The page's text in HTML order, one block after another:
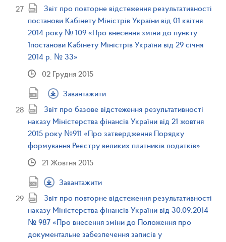
Звіт про повторне відстеження результативності
постанови Кабінету Міністрів України від 01 квітня
2014 року № 109 «Про внесення зміни до пункту
1постанови Кабінету Міністрів України від 29 січня
2014 р. № 33»
02 Грудня 2015
Завантажити
Звіт про базове відстеження результативності
наказу Міністерства фінансів України від 21 жовтня
2015 року №911 «Про затвердження Порядку
формування Реєстру великих платників податків»
21 Жовтня 2015
Завантажити
Звіт про повторне відстеження результативності
наказу Міністерства фінансів України від 30.09.2014
№ 987 «Про внесення зміни до Положення про
документальне забезпечення записів у